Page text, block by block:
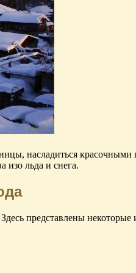
насладиться красочными
изо льда и снега.
представлены некоторые